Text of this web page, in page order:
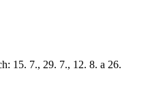
15. 7., 29. 7., 12. 8. a 26.